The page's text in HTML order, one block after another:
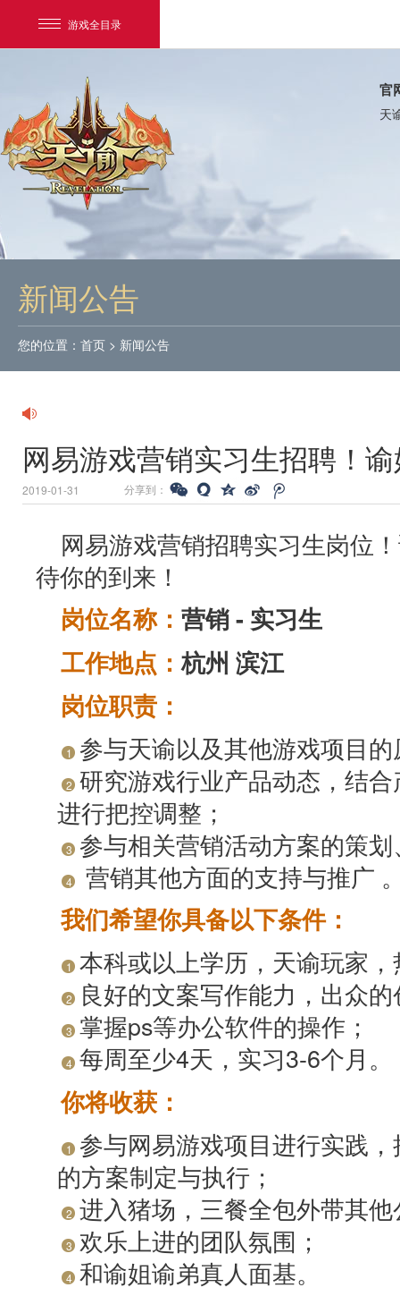
游戏全目录
网易游戏
我的足迹：
官
天
新闻公告
您的位置： 首页 > 新闻公告
网易游戏营销实习生招聘！
2019-01-31 分享到：
网易游戏营销招聘实习生岗位
待你的到来！
岗位名称： 营销 - 实习生
工作地点：杭州 滨江
岗位职责：
1 参与天谕以及其他游戏项目
2 研究游戏行业产品动态，结
进行把控调整；
3 参与相关营销活动方案的策
4 营销其他方面的支持与推广
我们希望你具备以下条件：
1 本科或以上学历，天谕玩家
2 良好的文案写作能力，出众
3 掌握ps等办公软件的操作；
4 每周至少4天，实习3-6个月。
你将收获：
1
参与网易游戏项目进行实践
的方案制定与执行；
2 进入猪场，三餐全包外带其
3 欢乐上进的团队氛围；
4 和谕姐谕弟真人面基。